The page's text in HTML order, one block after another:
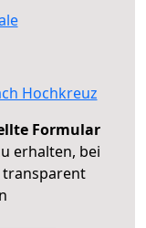
Hochkreuz
Formular
erhalten, bei
transparent